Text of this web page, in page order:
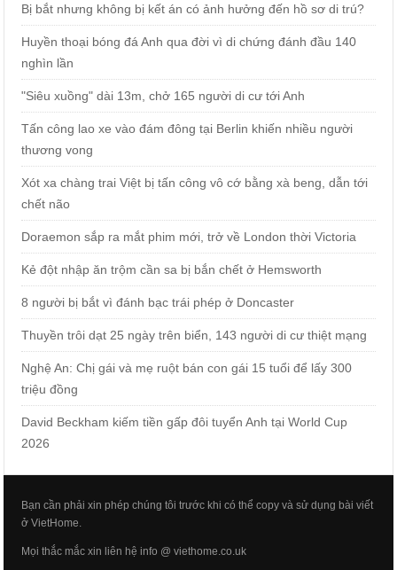
Bị bắt nhưng không bị kết án có ảnh hưởng đến hồ sơ di trú?
Huyền thoại bóng đá Anh qua đời vì di chứng đánh đầu 140
nghìn lần
"Siêu xuồng" dài 13m, chở 165 người di cư tới Anh
Tấn công lao xe vào đám đông tại Berlin khiến nhiều người
thương vong
Xót xa chàng trai Việt bị tấn công vô cớ bằng xà beng, dẫn tới
chết não
Doraemon sắp ra mắt phim mới, trở về London thời Victoria
Kẻ đột nhập ăn trộm cần sa bị bắn chết ở Hemsworth
8 người bị bắt vì đánh bạc trái phép ở Doncaster
Thuyền trôi dạt 25 ngày trên biển, 143 người di cư thiệt mạng
Nghệ An: Chị gái và mẹ ruột bán con gái 15 tuổi để lấy 300
triệu đồng
David Beckham kiếm tiền gấp đôi tuyển Anh tại World Cup
2026
Bạn cần phải xin phép chúng tôi trước khi có thể copy và sử dụng bài viết
ở VietHome.
Mọi thắc mắc xin liên hệ info @ viethome.co.uk